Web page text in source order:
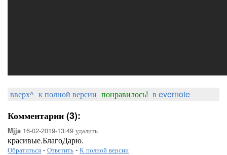
вверх^ к полной версии понравилось! в evernote
Комментарии (3):
Mjja 16-02-2019-13:49 удалить
красивые.БлагоДарю.
Обратиться - Ответить - К полной версии